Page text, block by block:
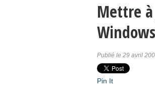
Mettre
Publié le 29 avril
Pin It